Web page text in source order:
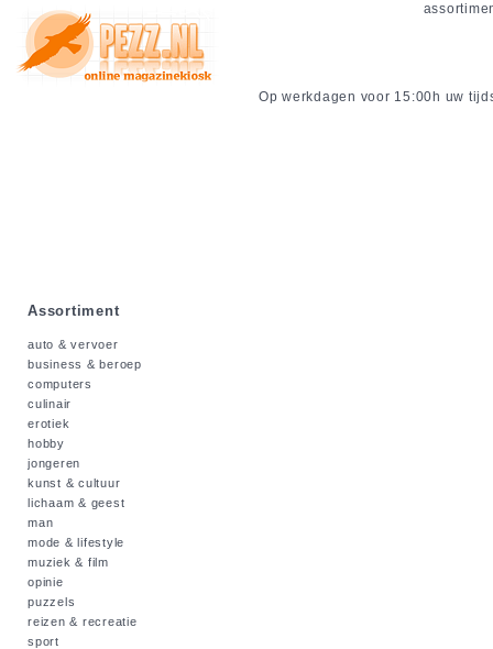
Op werkdagen voor 15:00h uw
Assortiment
auto & vervoer
business & beroep
computers
culinair
erotiek
hobby
jongeren
kunst & cultuur
lichaam & geest
man
mode & lifestyle
muziek & film
opinie
puzzels
reizen & recreatie
sport